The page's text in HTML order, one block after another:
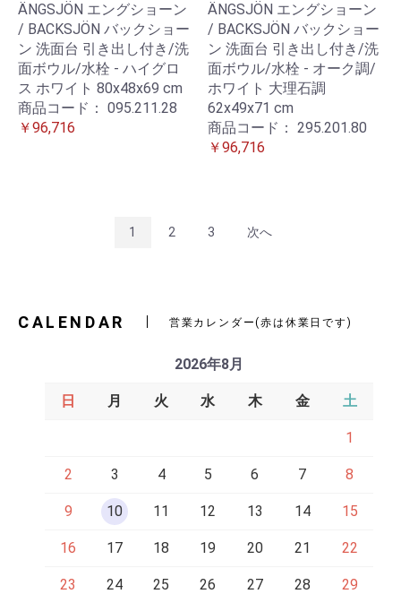
ÄNGSJÖN エングショーン
/ BACKSJÖN バックショー
ン 洗面台 引き出し付き/洗
面ボウル/水栓 - ハイグロ
ス ホワイト 80x48x69 cm
商品コード： 095.211.28
￥96,716
ÄNGSJÖN エングショーン
/ BACKSJÖN バックショー
ン 洗面台 引き出し付き/洗
面ボウル/水栓 - オーク調/
ホワイト 大理石調
62x49x71 cm
商品コード： 295.201.80
￥96,716
1 2 3 次へ
CALENDAR 営業カレンダー(赤は休業日です)
2026年8月
日 月 火 水 木 金 土
1
2 3 4 5 6 7 8
9 10 11 12 13 14 15
16 17 18 19 20 21 22
23 24 25 26 27 28 29